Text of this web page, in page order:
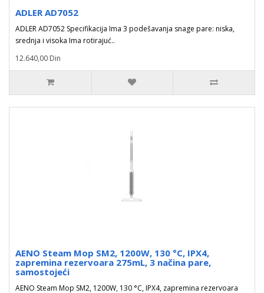
ADLER AD7052
ADLER AD7052 Specifikacija Ima 3 podešavanja snage pare: niska,
srednja i visoka Ima rotirajuć..
12.640,00 Din
AENO Steam Mop SM2, 1200W, 130 °C, IPX4,
zapremina rezervoara 275mL, 3 načina pare,
samostojeći
AENO Steam Mop SM2, 1200W, 130 °C, IPX4, zapremina rezervoara